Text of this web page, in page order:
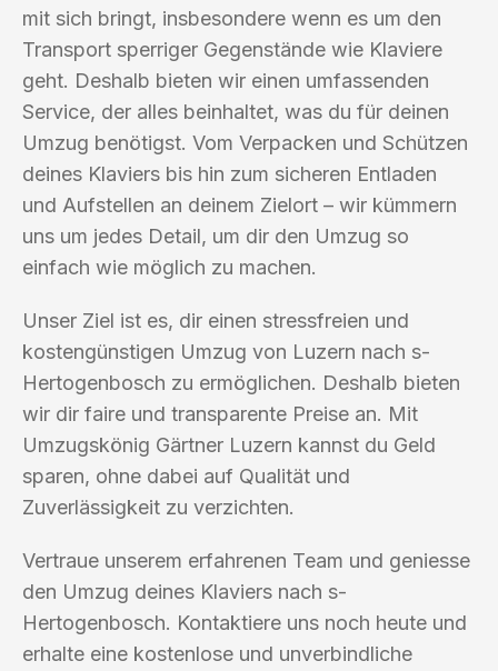
mit sich bringt, insbesondere wenn es um den
Transport sperriger Gegenstände wie Klaviere
geht. Deshalb bieten wir einen umfassenden
Service, der alles beinhaltet, was du für deinen
Umzug benötigst. Vom Verpacken und Schützen
deines Klaviers bis hin zum sicheren Entladen
und Aufstellen an deinem Zielort – wir kümmern
uns um jedes Detail, um dir den Umzug so
einfach wie möglich zu machen.
Unser Ziel ist es, dir einen stressfreien und
kostengünstigen Umzug von Luzern nach s-
Hertogenbosch zu ermöglichen. Deshalb bieten
wir dir faire und transparente Preise an. Mit
Umzugskönig Gärtner Luzern kannst du Geld
sparen, ohne dabei auf Qualität und
Zuverlässigkeit zu verzichten.
Vertraue unserem erfahrenen Team und geniesse
den Umzug deines Klaviers nach s-
Hertogenbosch. Kontaktiere uns noch heute und
erhalte eine kostenlose und unverbindliche